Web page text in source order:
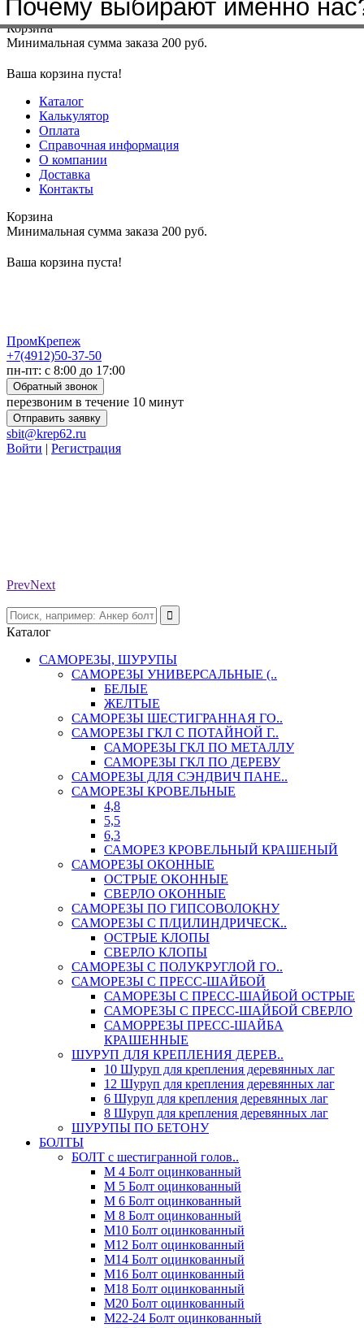
Меню+7(4912)50-37-50sbit@krep62.ru
Корзина
Минимальная сумма заказа 200 руб.
Ваша корзина пуста!
Каталог
Калькулятор
Оплата
Справочная информация
О компании
Доставка
Контакты
Корзина
Минимальная сумма заказа 200 руб.
Ваша корзина пуста!
ПромКрепеж
+7(4912)50-37-50
пн-пт: с 8:00 до 17:00
Обратный звонок
перезвоним в течение 10 минут
Отправить заявку
sbit@krep62.ru
Войти | Регистрация
PrevNext
Каталог
САМОРЕЗЫ, ШУРУПЫ
САМОРЕЗЫ УНИВЕРСАЛЬНЫЕ (..
БЕЛЫЕ
ЖЕЛТЫЕ
САМОРЕЗЫ ШЕСТИГРАННАЯ ГО..
САМОРЕЗЫ ГКЛ С ПОТАЙНОЙ Г..
САМОРЕЗЫ ГКЛ ПО МЕТАЛЛУ
САМОРЕЗЫ ГКЛ ПО ДЕРЕВУ
САМОРЕЗЫ ДЛЯ СЭНДВИЧ ПАНЕ..
САМОРЕЗЫ КРОВЕЛЬНЫЕ
4,8
5,5
6,3
САМОРЕЗ КРОВЕЛЬНЫЙ КРАШЕНЫЙ
САМОРЕЗЫ ОКОННЫЕ
ОСТРЫЕ ОКОННЫЕ
СВЕРЛО ОКОННЫЕ
САМОРЕЗЫ ПО ГИПСОВОЛОКНУ
САМОРЕЗЫ С П/ЦИЛИНДРИЧЕСК..
ОСТРЫЕ КЛОПЫ
СВЕРЛО КЛОПЫ
САМОРЕЗЫ С ПОЛУКРУГЛОЙ ГО..
САМОРЕЗЫ С ПРЕСС-ШАЙБОЙ
САМОРЕЗЫ С ПРЕСС-ШАЙБОЙ ОСТРЫЕ
САМОРЕЗЫ С ПРЕСС-ШАЙБОЙ СВЕРЛО
САМОРРЕЗЫ ПРЕСС-ШАЙБА
КРАШЕННЫЕ
ШУРУП ДЛЯ КРЕПЛЕНИЯ ДЕРЕВ..
10 Шуруп для крепления деревянных лаг
12 Шуруп для крепления деревянных лаг
6 Шуруп для крепления деревянных лаг
8 Шуруп для крепления деревянных лаг
ШУРУПЫ ПО БЕТОНУ
БОЛТЫ
БОЛТ с шестигранной голов..
М 4 Болт оцинкованный
М 5 Болт оцинкованный
М 6 Болт оцинкованный
М 8 Болт оцинкованный
М10 Болт оцинкованный
М12 Болт оцинкованный
М14 Болт оцинкованный
М16 Болт оцинкованный
М18 Болт оцинкованный
М20 Болт оцинкованный
М22-24 Болт оцинкованный
Почему выбирают именно